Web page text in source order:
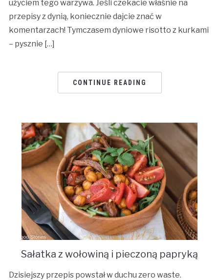
użyciem tego warzywa. Jeśli czekacie właśnie na
przepisy z dynią, koniecznie dajcie znać w
komentarzach! Tymczasem dyniowe risotto z kurkami
– pysznie […]
CONTINUE READING
Sałatka z wołowiną i pieczoną papryką
Dzisiejszy przepis powstał w duchu zero waste.